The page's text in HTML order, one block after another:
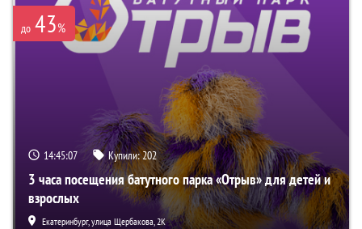
до 43%
14:45:06 Купили:202
3 часа посещения батутного парка «Отрыв» для детей и
взрослых
Екатеринбург, улица Щербакова, 2К